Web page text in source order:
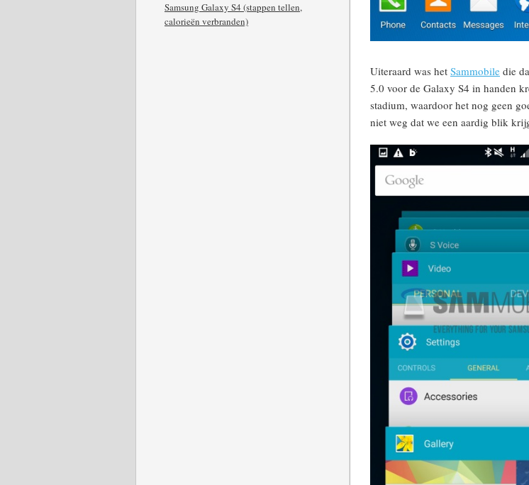
Uiteraard was het Sammobile die
5.0 voor de Galaxy S4 in handen
stadium, waardoor het nog geen
niet weg dat we een aardig blik
Samsung Galaxy S4 (stappen tellen,
calorieën verbranden)